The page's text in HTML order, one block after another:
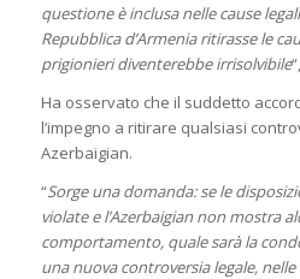
questione è inclusa nelle cause
Repubblica d’Armenia ritirasse le
prigionieri diventerebbe irrisolvibile
Ha osservato che il suddetto
l’impegno a ritirare qualsiasi
Azerbaigian.
“Sorge una domanda: se le
violate e l’Azerbaigian non mostra
comportamento, quale sarà la
una nuova controversia legale,